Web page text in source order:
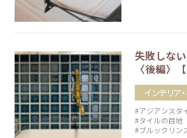
失敗しな
〈後編〉
インテリア
#アジアンスタ
#タイルの目地
#ブルックリン